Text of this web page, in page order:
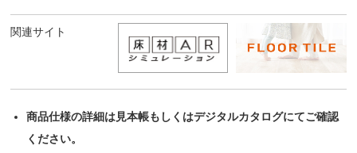
関連サイト
商品仕様の詳細は見本帳もしくはデジタルカタログにてご確認
ください。